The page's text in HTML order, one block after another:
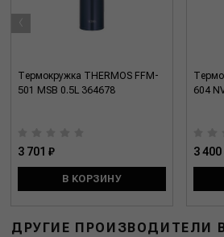
Термокружка THERMOS FFM-
501 MSB 0.5L 364678
3 701 ₽
В КОРЗИНУ
604
3 400
‹
ДРУГИЕ ПРОИЗВОДИТЕЛИ